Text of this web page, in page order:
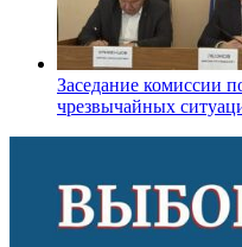
Заседание комиссии
чрезвычайных